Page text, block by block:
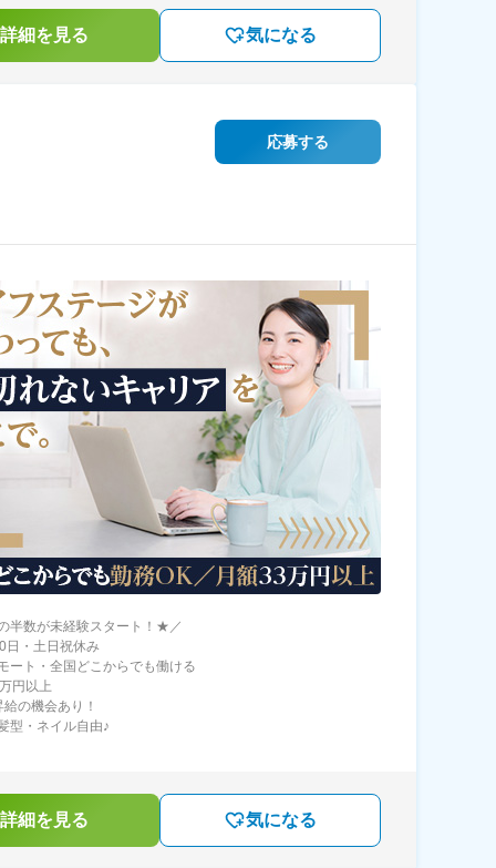
細を見る 気になる
応募する
半数が未経験スタート！★／
・土日祝休み
ート・全国どこからでも働ける
円以上
の機会あり！
型・ネイル自由♪
細を見る 気になる